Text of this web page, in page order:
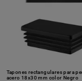
Tapones rectangulares para
acero 18x30 mm color Negro